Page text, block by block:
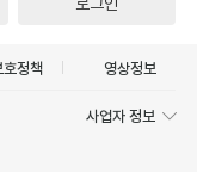
정책 영상정보
사업자 정보